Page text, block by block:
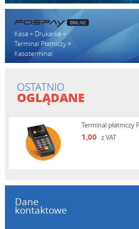
Kasa + Drukarka +
Terminal Płatniczy =
Kasoterminal
OSTATNIO
OGLĄDANE
Terminal płatniczy
1,00 z VAT
Dane
kontaktowe